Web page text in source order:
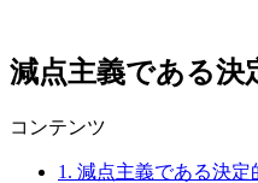
減点主義である決
コンテンツ
1. 減点主義である決定